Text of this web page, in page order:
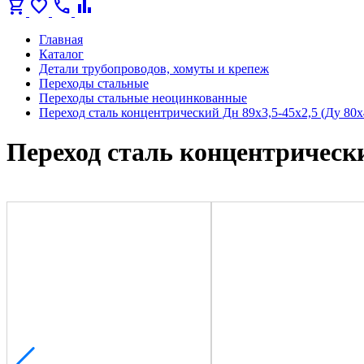
shopping_cart favorite call bar_chart
Главная
Каталог
Детали трубопроводов, хомуты и крепеж
Переходы стальные
Переходы стальные неоцинкованные
Переход сталь концентрический Дн 89х3,5-45х2,5 (Ду
Переход сталь